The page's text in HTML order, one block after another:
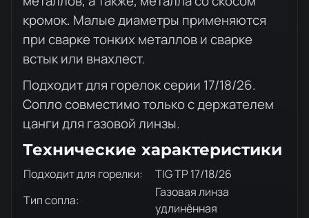
кромок. Малые диаметры применяются
при сварке тонких металлов и сварке
встык или внахлест.
Подходит для горелок серии 17/18/26.
Сопло совместимо только с держателем
цанги для газовой линзы.
Технические характеристики
Подходит для горелки:
TIG TP 17/18/26
Тип сопла:
Газовая линза
удлинённая